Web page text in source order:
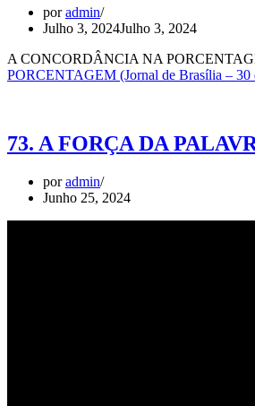
poradmin
Julho 3, 2024Julho 3, 2024
A CONCORDÂNCIA NA
PORCENTAGEM (Jornal de Brasília – 30
73. A FORÇA DA
poradmin
Junho 25, 2024